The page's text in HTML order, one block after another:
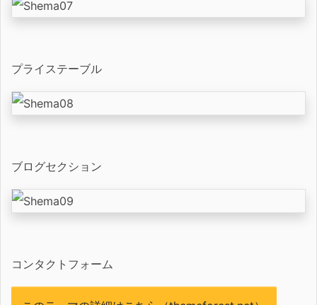
プライステーブル
ブログセクション
コンタクトフォーム